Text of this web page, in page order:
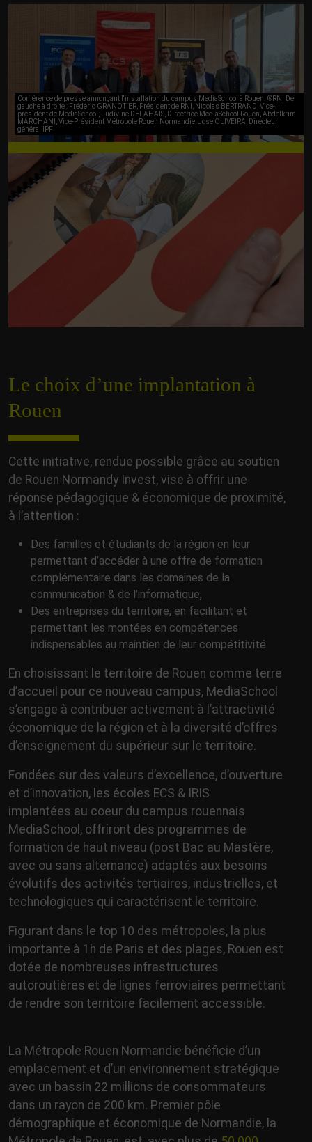
Conférence de presse annonçant l'installation du campus MediaSchool à Rouen. ©RNI De
gauche à droite : Frédéric GRANOTIER, Président de RNI, Nicolas BERTRAND, Vice-
président de MediaSchool, Ludivine DELAHAIS, Directrice MediaSchool Rouen, Abdelkrim
MARCHANI, Vice-Président Métropole Rouen Normandie, Jose OLIVEIRA, Directeur
général IPF
Le choix d’une implantation à
Rouen
Cette initiative, rendue possible grâce au soutien
de Rouen Normandy Invest, vise à offrir une
réponse pédagogique & économique de proximité,
à l’attention :
Des familles et étudiants de la région en leur
permettant d’accéder à une offre de formation
complémentaire dans les domaines de la
communication & de l’informatique,
Des entreprises du territoire, en facilitant et
permettant les montées en compétences
indispensables au maintien de leur compétitivité
En choisissant le territoire de Rouen comme terre
d’accueil pour ce nouveau campus, MediaSchool
s’engage à contribuer activement à l’attractivité
économique de la région et à la diversité d’offres
d’enseignement du supérieur sur le territoire.
Fondées sur des valeurs d’excellence, d’ouverture
et d’innovation, les écoles ECS & IRIS
implantées au coeur du campus rouennais
MediaSchool, offriront des programmes de
formation de haut niveau (post Bac au Mastère,
avec ou sans alternance) adaptés aux besoins
évolutifs des activités tertiaires, industrielles, et
technologiques qui caractérisent le territoire.
Figurant dans le top 10 des métropoles, la plus
importante à 1h de Paris et des plages, Rouen est
dotée de nombreuses infrastructures
autoroutières et de lignes ferroviaires permettant
de rendre son territoire facilement accessible.
La Métropole Rouen Normandie bénéficie d’un
emplacement et d’un environnement stratégique
avec un bassin 22 millions de consommateurs
dans un rayon de 200 km. Premier pôle
démographique et économique de Normandie, la